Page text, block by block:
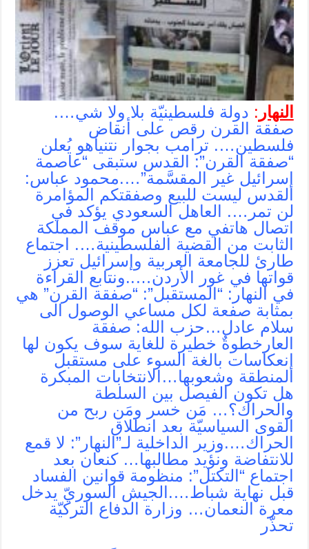
النهار : دولة فلسطينيّة بلا ولا شي….
صفقة القرن رقص على أنقاض
فلسطين…. ترامب بجوار نتنياهو يُعلن
“صفقة القرن”: القدس ستبقى “عاصمة
إسرائيل غير المقسَّمة”….محمود عباس:
القدس ليست للبيع وصفقتكم المؤامرة
لن تمر…. العاهل السعودي يؤكد في
اتصال هاتفي مع عباس موقف المملكة
الثابت من القضية الفلسطينية…. اجتماع
طارئ للجامعة العربية وإسرائيل تعزز
قواتها في غور الأردن…..ونتابع القراءة
في النهار: “المستقبل”: “صفقة القرن” هي
بمثابة صفعة لكل مساعي الوصول الى
سلام عادل…حزب الله: صفقة
العارخطوةٌ خطيرة للغاية سوف يكون لها
إنعكاسات بالغة السوء على مستقبل
المنطقة وشعوبها…الانتخابات المبكرة
هل تكون الفيصل بين السلطة
والحراك؟… مَن خسر ومَن ربح من
القوى السياسيّة بعد انطلاق
الحراك….وزير الداخلية لـ”النهار”: لا قمع
للانتفاضة ونؤيد مطالبها… كنعان بعد
اجتماع “التكتل”: منظومة قوانين الفساد
قبل نهاية شباط….الجيش السوريّ يدخل
معرة النعمان… وزارة الدفاع التركيّة
تحذّر